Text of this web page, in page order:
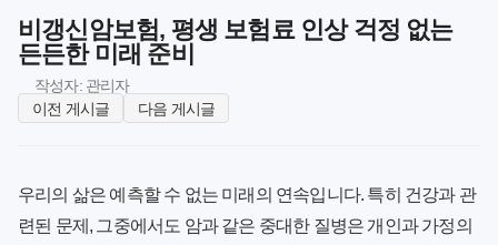
비갱신암보험, 평생 보험료 인상 걱정 없는
든든한 미래 준비
작성자: 관리자
이전 게시글
다음 게시글
우리의 삶은 예측할 수 없는 미래의 연속입니다. 특히 건강과 관
련된 문제, 그중에서도 암과 같은 중대한 질병은 개인과 가정의